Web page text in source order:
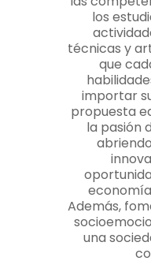
los
técnicas y
que
importar
propuesta
la pasión
Además,
una